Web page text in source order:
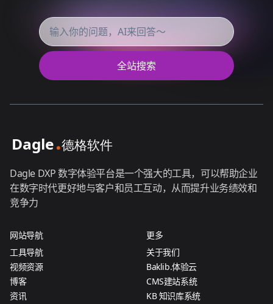
全站搜索
Dagle DXP 数字体验平台是一个强大的工具，可以帮助企业
在数字时代更好地与客户和员工互动，从而提升业务绩效和
竞争力
网站导航
工具导航
视频资源
博客
资讯
更多
关于我们
Baklib.体验云
CMS建站系统
KB 知识库系统